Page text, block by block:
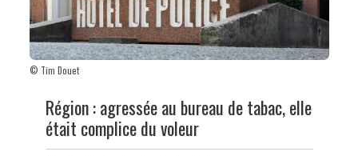
© Tim Douet
Région : agressée au bureau de tabac, elle
était complice du voleur